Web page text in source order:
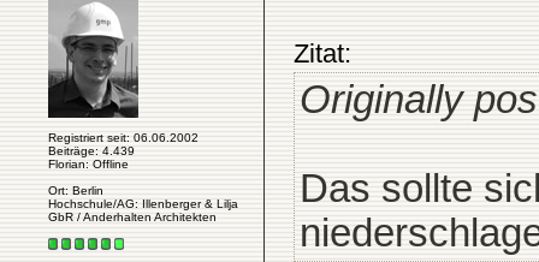
Registriert seit: 06.06.2002
Beiträge: 4.439
Florian: Offline
Ort: Berlin
Hochschule/AG: Illenberger & Lilja
GbR / Anderhalten Architekten
Zitat:
Originally
Das sollte